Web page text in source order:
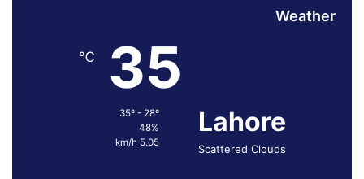
Weather
Lahore
Scattered Clouds
35
℃
35º - 28º
48%
5.05 km/h